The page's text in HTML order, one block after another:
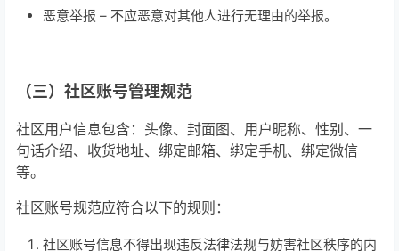
恶意举报 – 不应恶意对其他人进行无理由的举报。
（三）社区账号管理规范
社区用户信息包含：头像、封面图、用户昵称、性别、一
句话介绍、收货地址、绑定邮箱、绑定手机、绑定微信
等。
社区账号规范应符合以下的规则：
社区账号信息不得出现违反法律法规与妨害社区秩序的内